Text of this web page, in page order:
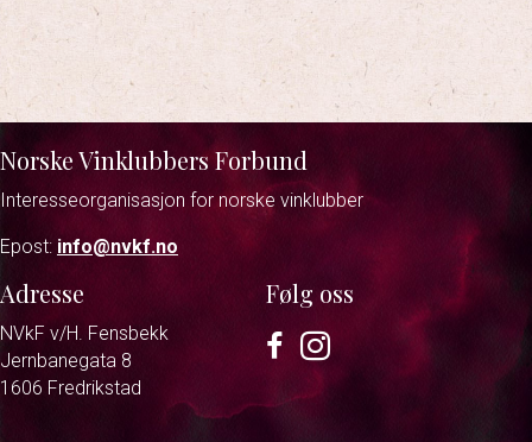
Norske Vinklubbers Forbund
Interesseorganisasjon for norske vinklubber
Epost: info@nvkf.no
Adresse
NVkF v/H. Fensbekk
Jernbanegata 8
1606 Fredrikstad
Følg oss
Facebook
Instagram